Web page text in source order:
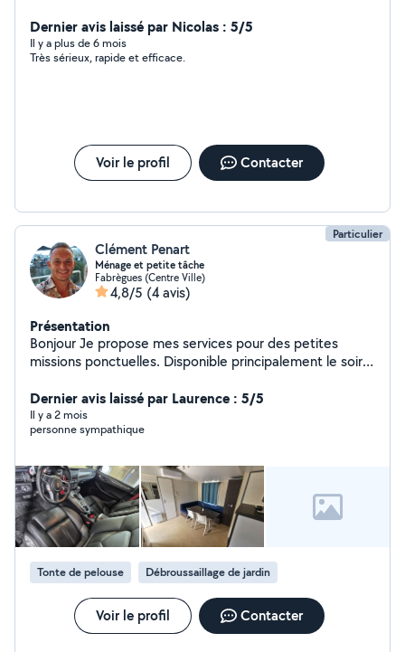
electronique , entretien piscine . Je suis multitache et
très serieux ,et équipé de matériel ( souffleur, tondeuse
, taille haie , tronconneuse, râteau, bétonnière etc .) Je
Dernier avis laissé par Nicolas : 5/5
Il y a plus de 6 mois
Très sérieux, rapide et efficace.
Voir le profil Contacter
Particulier
Clément Penart
Ménage et petite tâche
Fabrègues (Centre Ville)
4,8/5 (4 avis)
Présentation
Bonjour Je propose mes services pour des petites
missions ponctuelles. Disponible principalement le soir
partiellement pour vous aider : - Ménage et nettoyage
(immobilier / voiture) - Livraison / aide aux courses -
Petits services du quotidien - Tout autre tâches simple
et dynamique. Je me déplace facilement sur un rayon
de 50 km. N'hésitez pas à me contacter.
Dernier avis laissé par Laurence : 5/5
Il y a 2 mois
personne sympathique
Tonte de pelouse Débroussaillage de jardin
Voir le profil Contacter